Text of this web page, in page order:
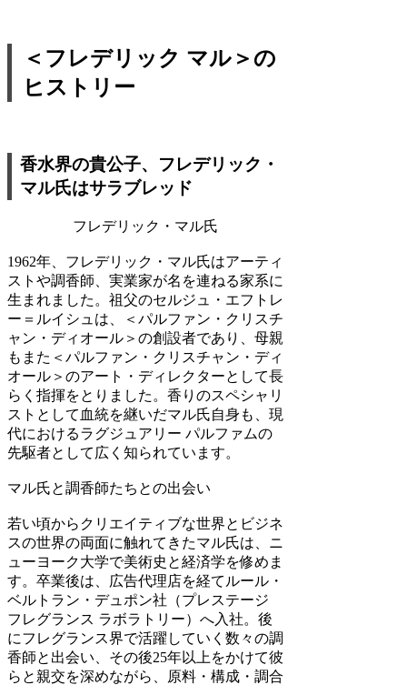
＜フレデリック マル＞の
ヒストリー
香水界の貴公子、フレデリック・
マル氏はサラブレッド
フレデリック・マル氏
1962年、フレデリック・マル氏はアーティ
ストや調香師、実業家が名を連ねる家系に
生まれました。祖父のセルジュ・エフトレ
ー＝ルイシュは、＜パルファン・クリスチ
ャン・ディオール＞の創設者であり、母親
もまた＜パルファン・クリスチャン・ディ
オール＞のアート・ディレクターとして長
らく指揮をとりました。香りのスペシャリ
ストとして血統を継いだマル氏自身も、現
代におけるラグジュアリー パルファムの
先駆者として広く知られています。
マル氏と調香師たちとの出会い
若い頃からクリエイティブな世界とビジネ
スの世界の両面に触れてきたマル氏は、ニ
ューヨーク大学で美術史と経済学を修めま
す。卒業後は、広告代理店を経てルール・
ベルトラン・デュポン社（プレステージ
フレグランス ラボラトリー）へ入社。後
にフレグランス界で活躍していく数々の調
香師と出会い、その後25年以上をかけて彼
らと親交を深めながら、原料・構成・調合